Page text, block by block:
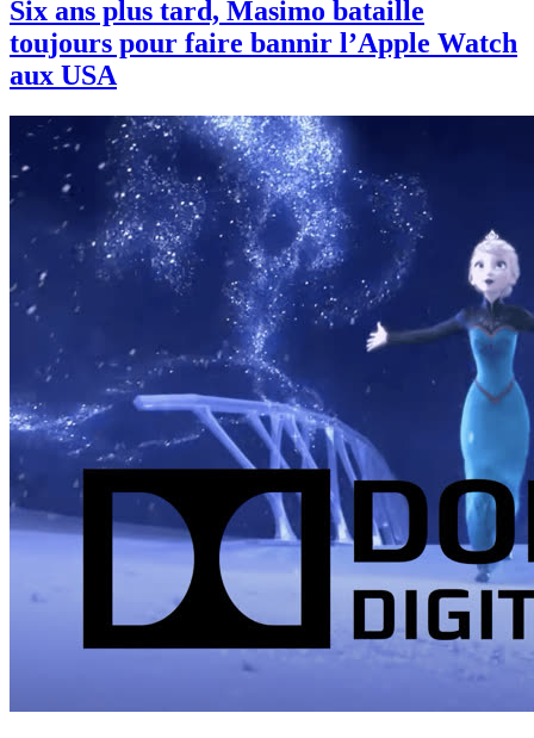
Six ans plus tard, Masimo bataille
toujours pour faire bannir l’Apple Watch
aux USA